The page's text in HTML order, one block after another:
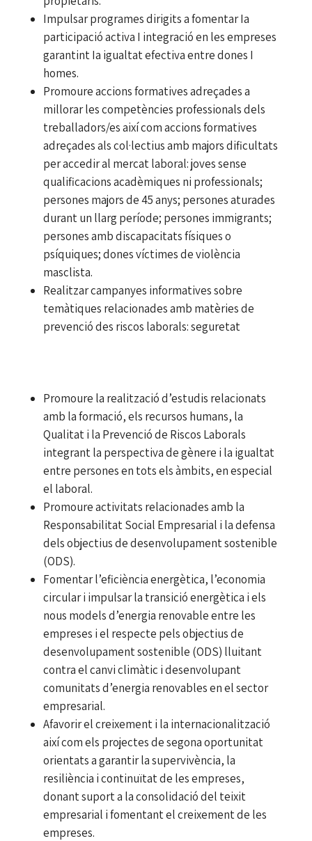
Impulsar programes dirigits a fomentar Ia
participació activa I integració en les empreses
garantint Ia igualtat efectiva entre dones I
homes.
Promoure accions formatives adreçades a
millorar les competències professionals dels
treballadors/es així com accions formatives
adreçades als col·lectius amb majors dificultats
per accedir al mercat laboral: joves sense
qualificacions acadèmiques ni professionals;
persones majors de 45 anys; persones aturades
durant un llarg període; persones immigrants;
persones amb discapacitats físiques o
psíquiques; dones víctimes de violència
masclista.
Realitzar campanyes informatives sobre
temàtiques relacionades amb matèries de
prevenció des riscos laborals: seguretat
Promoure la realització d’estudis relacionats
amb la formació, els recursos humans, la
Qualitat i la Prevenció de Riscos Laborals
integrant la perspectiva de gènere i la igualtat
entre persones en tots els àmbits, en especial
el laboral.
Promoure activitats relacionades amb la
Responsabilitat Social Empresarial i la defensa
dels objectius de desenvolupament sostenible
(ODS).
Fomentar l’eficiència energètica, l’economia
circular i impulsar la transició energètica i els
nous models d’energia renovable entre les
empreses i el respecte pels objectius de
desenvolupament sostenible (ODS) lluitant
contra el canvi climàtic i desenvolupant
comunitats d’energia renovables en el sector
empresarial.
Afavorir el creixement i la internacionalització
així com els projectes de segona oportunitat
orientats a garantir la supervivència, la
resiliència i continuïtat de les empreses,
donant suport a la consolidació del teixit
empresarial i fomentant el creixement de les
empreses.